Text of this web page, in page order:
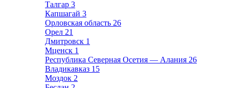
Талгар 3
Капшагай 3
Орловская область 26
Орел 21
Дмитровск 1
Мценск 1
Республика Северная Осетия — Алания 26
Владикавказ 15
Моздок 2